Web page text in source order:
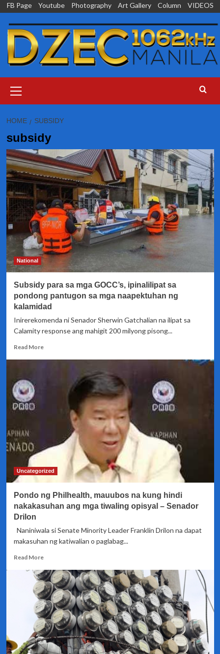
Skip
content
FB Page Youtube Photography Art Gallery Column VIDEOS
Menu
HOME SUBSIDY
subsidy
National
Subsidy para sa mga GOCC’s, ipinalilipat sa
pondong pantugon sa mga naapektuhan ng
kalamidad
Inirerekomenda ni Senador Sherwin Gatchalian na ilipat sa
Calamity response ang mahigit 200 milyong pisong...
Read MoreRead
ipinalilipat
pondong
pantugon
mga
naapektuhan
kalamidad
Uncategorized
Pondo ng Philhealth, mauubos na kung hindi
nakakasuhan ang mga tiwaling opisyal – Senador
Drilon
Naniniwala si Senate Minority Leader Franklin Drilon na dapat
makasuhan ng katiwalian o paglabag...
Read MoreRead
about
Pondo
ng
Philhealth,
mauubos
na
kung
hindi
nakakasuhan